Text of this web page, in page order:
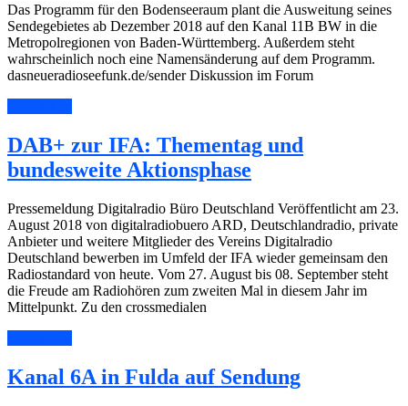
Das Programm für den Bodenseeraum plant die Ausweitung seines
Sendegebietes ab Dezember 2018 auf den Kanal 11B BW in die
Metropolregionen von Baden-Württemberg. Außerdem steht
wahrscheinlich noch eine Namensänderung auf dem Programm.
dasneueradioseefunk.de/sender Diskussion im Forum
DAB+ zur IFA: Thementag und
bundesweite Aktionsphase
Pressemeldung Digitalradio Büro Deutschland Veröffentlicht am 23.
August 2018 von digitalradiobuero ARD, Deutschlandradio, private
Anbieter und weitere Mitglieder des Vereins Digitalradio
Deutschland bewerben im Umfeld der IFA wieder gemeinsam den
Radiostandard von heute. Vom 27. August bis 08. September steht
die Freude am Radiohören zum zweiten Mal in diesem Jahr im
Mittelpunkt. Zu den crossmedialen
Kanal 6A in Fulda auf Sendung